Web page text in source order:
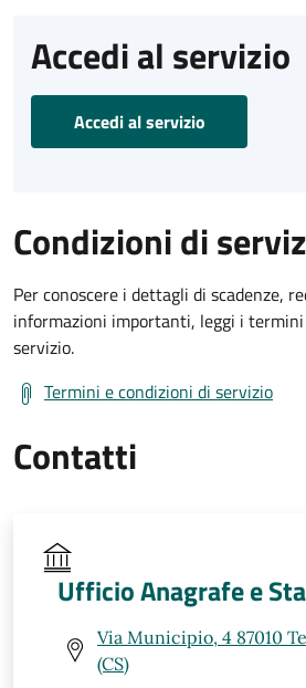
Accedi al servizio
Accedi al servizio
Condizioni di
Per conoscere i dettagli di scadenze,
informazioni importanti, leggi i
servizio.
Termini e condizioni di servizio
Contatti
Ufficio Anagrafe e
Via Municipio, 4 87010
(CS)